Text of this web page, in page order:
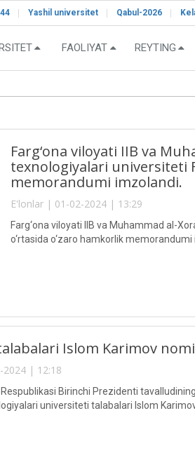
Yashil universitet Qabul-2026
FAOLIYAT REYTING
Farg‘ona viloyati IIB va
texnologiyalari universiteti
memorandumi imzolandi.
E'lonlar | 01-02-2024 | 13:29
Farg‘ona viloyati IIB va Muhammad al-
o‘rtasida o‘zaro hamkorlik memorandumi
Islom Karimov
| 12:18
Birinchi Prezidenti
universiteti talabalari Islom